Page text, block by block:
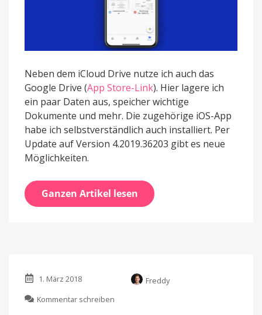
Neben dem iCloud Drive nutze ich auch das
Google Drive (App Store-Link). Hier lagere ich
ein paar Daten aus, speicher wichtige
Dokumente und mehr. Die zugehörige iOS-App
habe ich selbstverständlich auch installiert. Per
Update auf Version 4.2019.36203 gibt es neue
Möglichkeiten.
Ganzen Artikel lesen
1. März 2018
Freddy
Kommentar schreiben